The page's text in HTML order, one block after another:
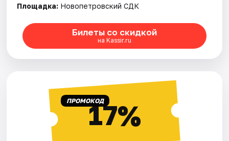
Площадка: Новопетровский СДК
Билеты со скидкой
на Kassir.ru
ПРОМОКОД17%